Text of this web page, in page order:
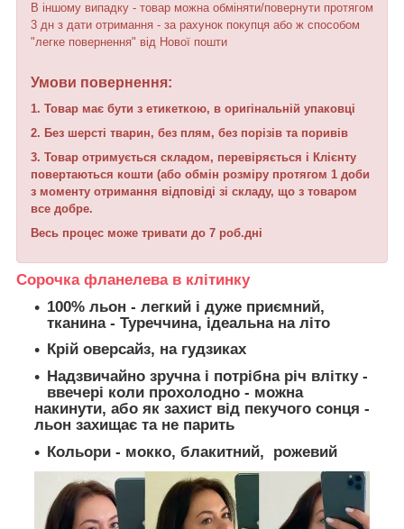
В іншому випадку - товар можна обміняти/повернути протягом
3 дн з дати отримання - за рахунок покупця або ж способом
"легке повернення" від Нової пошти
Умови повернення:
1. Товар має бути з етикеткою, в оригінальній упаковці
2. Без шерсті тварин, без плям, без порізів та поривів
3. Товар отримується складом, перевіряється і Клієнту
повертаються кошти (або обмін розміру протягом 1 доби
з моменту отримання відповіді зі складу, що з товаром
все добре.
Весь процес може тривати до 7 роб.дні
Сорочка фланелева в клітинку
100% льон - легкий і дуже приємний,
тканина - Туреччина, ідеальна на літо
Крій оверсайз, на гудзиках
Надзвичайно зручна і потрібна річ влітку -
ввечері коли прохолодно - можна
накинути, або як захист від пекучого сонця -
льон захищає та не парить
Кольори - мокко, блакитний, рожевий